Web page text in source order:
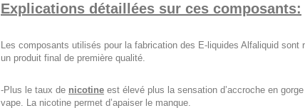
Explications détaillées sur ces composants:
Les composants utilisés pour la fabrication des E-liquides Alfaliquid sont
un produit final de première qualité.
-Plus le taux de nicotine est élevé plus la sensation d’accroche en
vape. La nicotine permet d’apaiser le manque.